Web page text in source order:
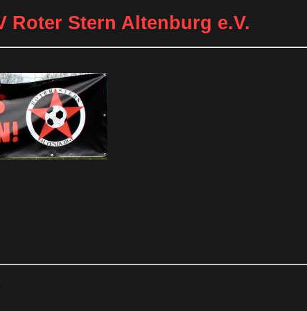
Roter Stern Altenburg e.V.